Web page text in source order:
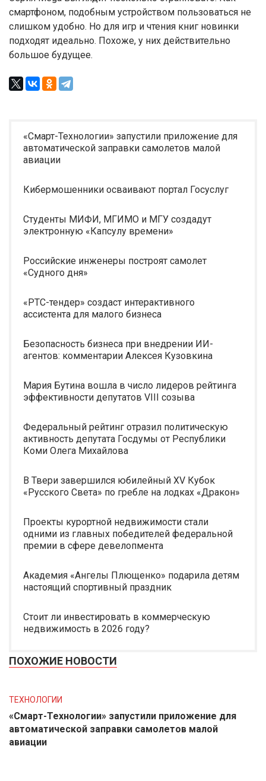
смартфоном, подобным устройством пользоваться не
слишком удобно. Но для игр и чтения книг новинки
подходят идеально. Похоже, у них действительно
большое будущее.
«Смарт-Технологии» запустили приложение для
автоматической заправки самолетов малой
авиации
Кибермошенники осваивают портал Госуслуг
Студенты МИФИ, МГИМО и МГУ создадут
электронную «Капсулу времени»
Российские инженеры построят самолет
«Судного дня»
«РТС-тендер» создаст интерактивного
ассистента для малого бизнеса
Безопасность бизнеса при внедрении ИИ-
агентов: комментарии Алексея Кузовкина
Мария Бутина вошла в число лидеров рейтинга
эффективности депутатов VIII созыва
Федеральный рейтинг отразил политическую
активность депутата Госдумы от Республики
Коми Олега Михайлова
В Твери завершился юбилейный XV Кубок
«Русского Света» по гребле на лодках «Дракон»
Проекты курортной недвижимости стали
одними из главных победителей федеральной
премии в сфере девелопмента
Академия «Ангелы Плющенко» подарила детям
настоящий спортивный праздник
Стоит ли инвестировать в коммерческую
недвижимость в 2026 году?
ПОХОЖИЕ НОВОСТИ
ТЕХНОЛОГИИ
«Смарт-Технологии» запустили приложение для
автоматической заправки самолетов малой
авиации